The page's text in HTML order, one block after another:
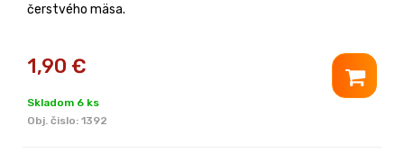
čerstvého mäsa.
1,90 €
Skladom 6 ks
Obj. čislo: 1392